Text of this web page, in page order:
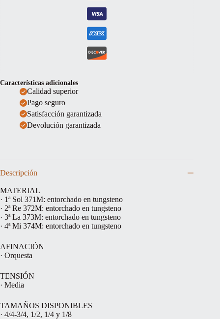
Características adicionales
Calidad superior
Pago seguro
Satisfacción garantizada
Devolución garantizada
Descripción
MATERIAL
· 1ª Sol 371M: entorchado en tungsteno
· 2ª Re 372M: entorchado en tungsteno
· 3ª La 373M: entorchado en tungsteno
· 4ª Mi 374M: entorchado en tungsteno
AFINACIÓN
· Orquesta
TENSIÓN
· Media
TAMAÑOS DISPONIBLES
· 4/4-3/4, 1/2, 1/4 y 1/8